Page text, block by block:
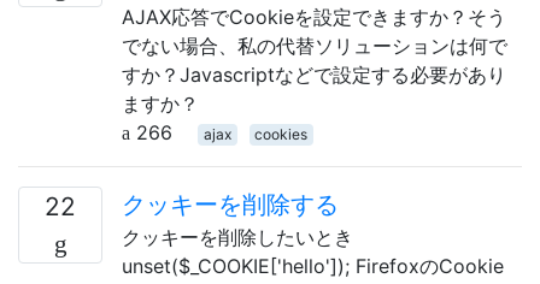
AJAX応答でCookieを設定できますか？そう
でない場合、私の代替ソリューションは何で
すか？Javascriptなどで設定する必要があり
ますか？
266
ajax cookies
22 クッキーを削除する
クッキーを削除したいとき
unset($_COOKIE['hello']); FirefoxのCookie